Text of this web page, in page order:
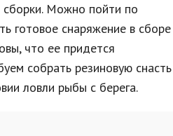
сборки. Можно пойти по
готовое снаряжение в сборе
что ее придется
собрать резиновую снасть
ловли рыбы с берега.